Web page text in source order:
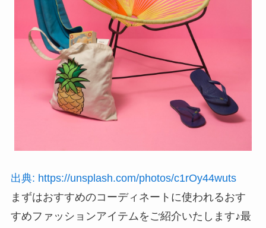
出典: https://unsplash.com/photos/c1rOy44wuts
まずはおすすめのコーディネートに使われるおす
すめファッションアイテムをご紹介いたします♪最